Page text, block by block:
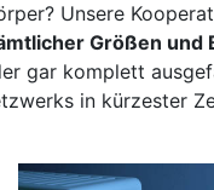
Unsere
Größen und
gar komplett
in kürzester